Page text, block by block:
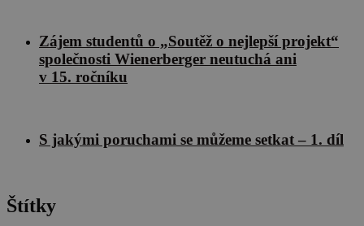
Zájem studentů o „Soutěž o nejlepší projekt“
společnosti Wienerberger neutuchá ani
v 15. ročníku
S jakými poruchami se můžeme setkat – 1. díl
Štítky